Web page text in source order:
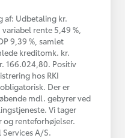
af: Udbetaling kr.
rente 5,49 %,
9,39 %, samlet
kreditomk. kr.
166.024,80. Positiv
hos RKI
Der er
mdl. gebyrer ved
Vi tager
renteforhøjelser.
A/S.